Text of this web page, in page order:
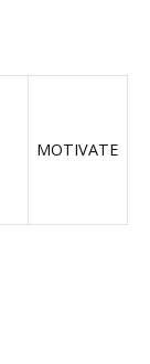
MOTIVATE